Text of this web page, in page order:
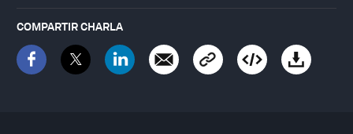
COMPARTIR CHARLA